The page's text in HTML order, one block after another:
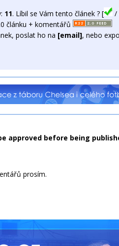
11. Líbil se Vám tento článek ? [ /
článku + komentářů
poslat ho na [email], nebo
approved before being
prosím.